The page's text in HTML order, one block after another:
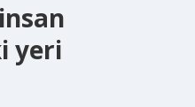
yeri